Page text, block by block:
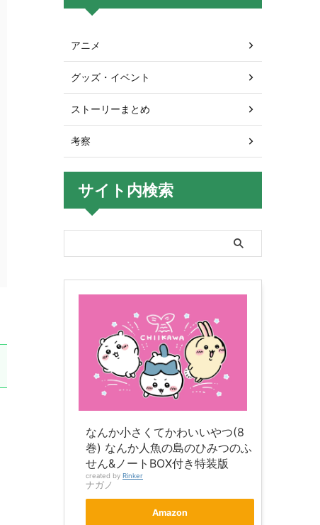
アニメ
グッズ・イベント
ストーリーまとめ
考察
サイト内検索
なんか小さくてかわいいやつ(8
巻) なんか人魚の島のひみつのふ
せん&ノートBOX付き特装版
created by Rinker
ナガノ
Amazon